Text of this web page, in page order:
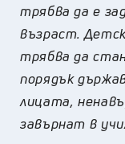
трябва да е
възраст.
трябва да
порядък
лицата,
завърнат в